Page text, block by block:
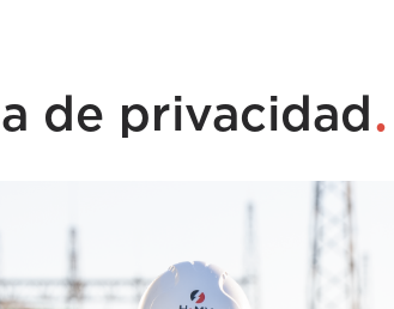
de privacidad .